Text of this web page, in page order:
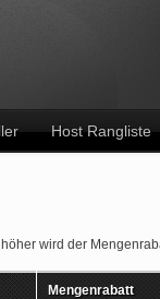
Host Rangliste
wird der
Mengenrabatt